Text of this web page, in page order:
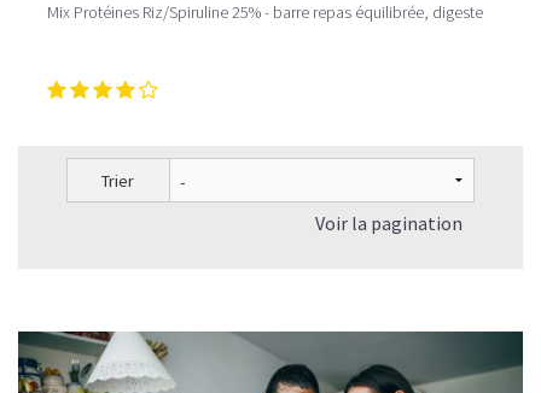
Mix Protéines Riz/Spiruline 25% - barre repas équilibrée, digeste
Trier
Voir la pagination